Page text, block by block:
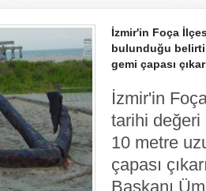
İzmir'in Foça
bulunduğu
gemi çapası
İzmir'in
tarihi değeri
10 metre
çapası
Başkanı